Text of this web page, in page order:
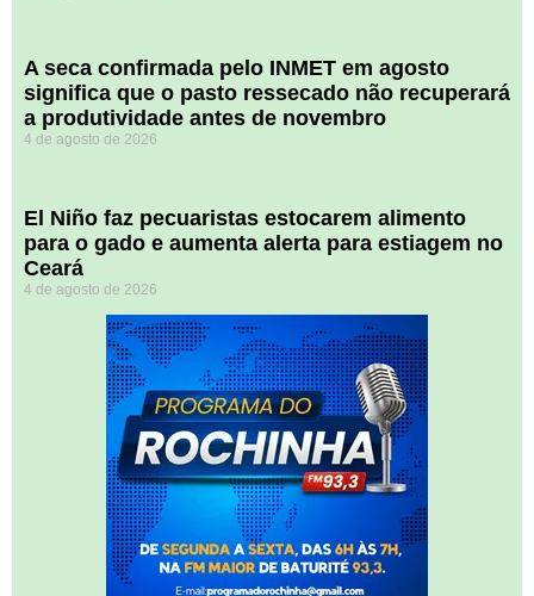
A seca confirmada pelo INMET em agosto
significa que o pasto ressecado não recuperará
a produtividade antes de novembro
4 de agosto de 2026
El Niño faz pecuaristas estocarem alimento
para o gado e aumenta alerta para estiagem no
Ceará
4 de agosto de 2026